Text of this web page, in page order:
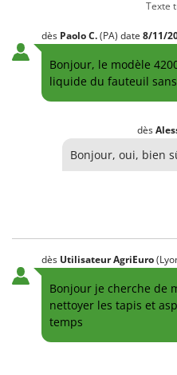
Texte
dès PaoloC.(PA) date 8/11/
Bonjour, le modèle
liquide du fauteuil
dès
Bonjour, oui, bien
dès Utilisateur AgriEuro
Bonjour je cherche de
nettoyer les tapis et
temps